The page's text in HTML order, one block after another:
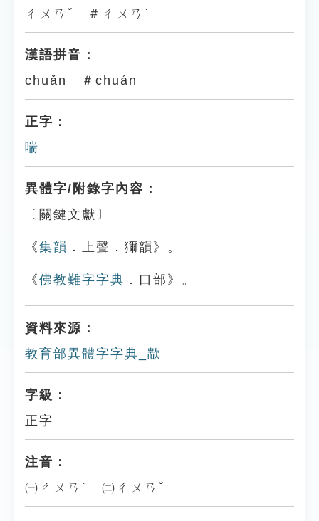
ㄔㄨㄢˇ ＃ㄔㄨㄢˊ
漢語拼音：
chuǎn ＃chuán
正字：
喘
異體字/附錄字內容：
〔關鍵文獻〕
《集韻 ．上聲．獮韻》。
《佛教難字字典 ．口部》。
資料來源：
教育部異體字字典_歂
字級：
正字
注音：
㈠ㄔㄨㄢˊ ㈡ㄔㄨㄢˇ